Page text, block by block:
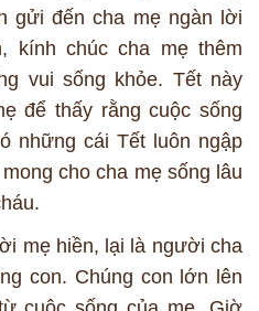
gửi đến cha mẹ ngàn lời
kính chúc cha mẹ thêm
vui sống khỏe. Tết này
để thấy rằng cuộc sống
những cái Tết luôn ngập
cho cha mẹ sống lâu
mẹ hiền, lại là người cha
con. Chúng con lớn lên